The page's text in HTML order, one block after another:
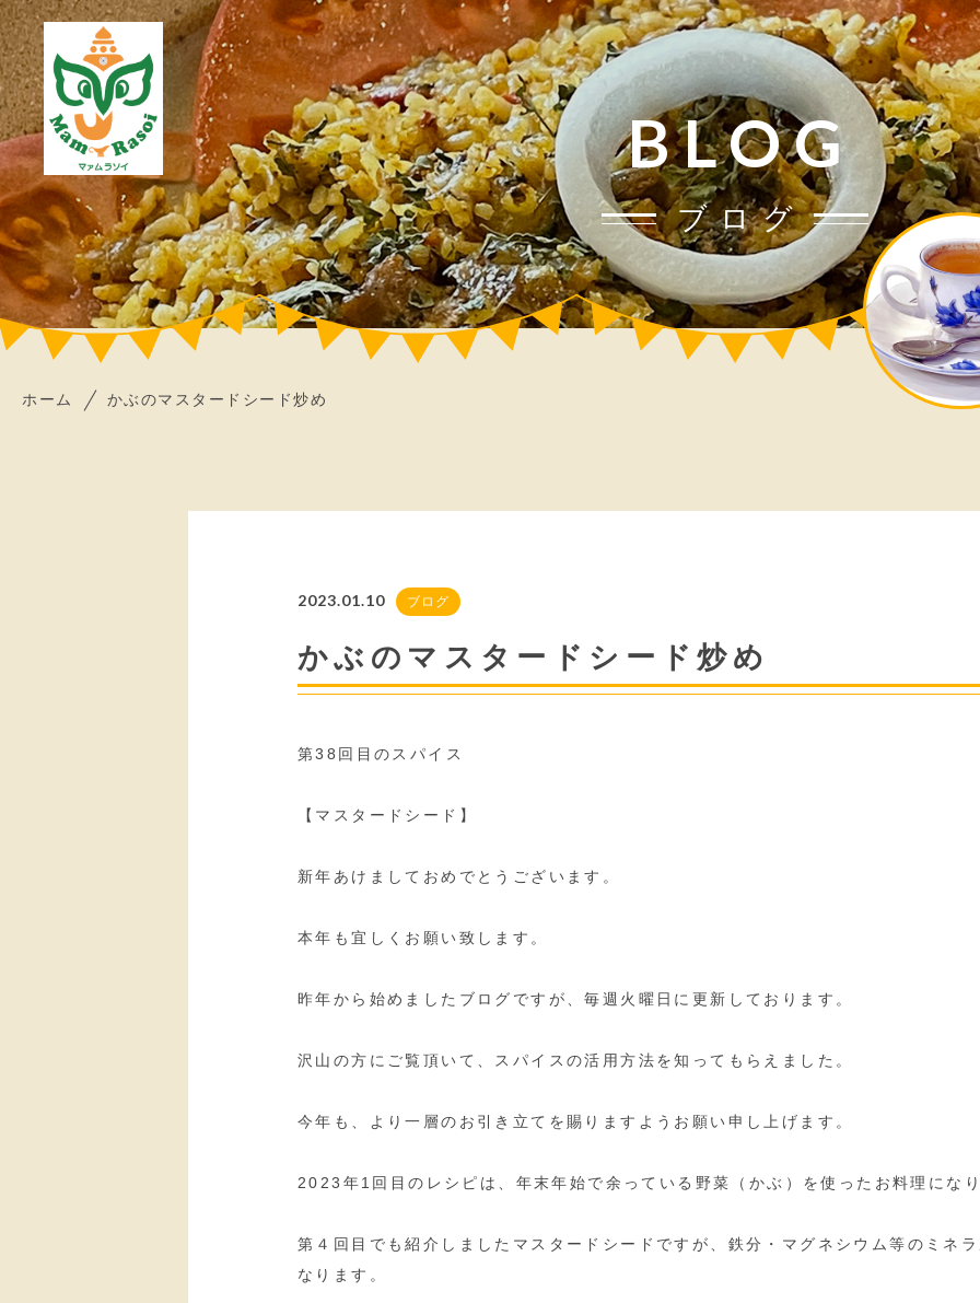
BLOG
ブログ
ホーム かぶのマスタードシード炒め
2023.01.10 ブログ
かぶのマスタードシード炒め
第38回目のスパイス
【マスタードシード】
新年あけましておめでとうございます。
本年も宜しくお願い致します。
昨年から始めましたブログですが、毎週火曜日に更新しております。
沢山の方にご覧頂いて、スパイスの活用方法を知ってもらえました。
今年も、より一層のお引き立てを賜りますようお願い申し上げます。
2023年1回目のレシピは、年末年始で余っている野菜（かぶ）を使ったお料理にな
第４回目でも紹介しましたマスタードシードですが、鉄分・マグネシウム等のミネ
なります。